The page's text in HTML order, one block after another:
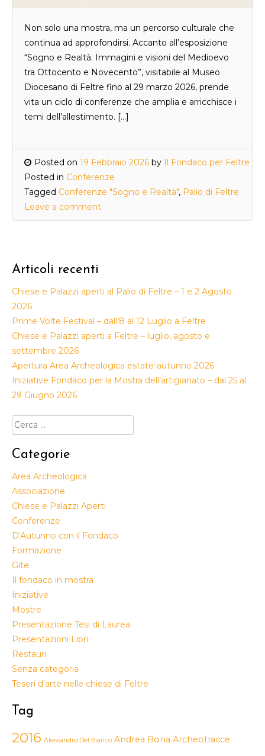
Non solo una mostra, ma un percorso culturale che
continua ad approfondirsi. Accanto all’esposizione
“Sogno e Realtà. Immagini e visioni del Medioevo
tra Ottocento e Novecento”, visitabile al Museo
Diocesano di Feltre fino al 29 marzo 2026, prende
vita un ciclo di conferenze che amplia e arricchisce i
temi dell’allestimento. […]
Posted on 19 Febbraio 2026 by Il Fondaco per Feltre
Posted in Conferenze
Tagged Conferenze "Sogno e Realtà", Palio di Feltre
Leave a comment
Articoli recenti
Chiese e Palazzi aperti al Palio di Feltre – 1 e 2 Agosto
2026
Prime Volte Festival – dall’8 al 12 Luglio a Feltre
Chiese e Palazzi aperti a Feltre – luglio, agosto e
settembre 2026
Apertura Area Archeologica estate-autunno 2026
Iniziative Fondaco per la Mostra dell’artigianato – dal 25 al
29 Giugno 2026
Ricerca
per:
Categorie
Area Archeologica
Associazione
Chiese e Palazzi Aperti
Conferenze
D'Autunno con il Fondaco
Formazione
Gite
Il fondaco in mostra
Iniziative
Mostre
Presentazione Tesi di Laurea
Presentazioni Libri
Restauri
Senza categoria
Tesori d'arte nelle chiese di Feltre
Tag
2016 Alessandro Del Bianco Andrea Bona Archeotracce